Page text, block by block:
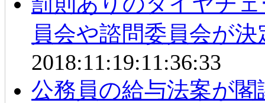
員会や諮問委員会が
2018:11:19:11:36:33
公務員の給与法案が